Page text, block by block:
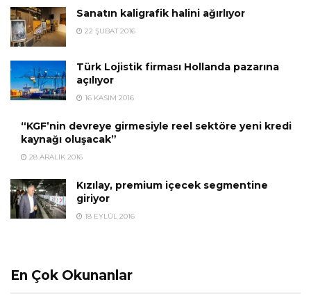
Sanatın kaligrafik halini ağırlıyor
22 ŞUBAT 2016
Türk Lojistik firması Hollanda pazarına
açılıyor
16 KASIM 2016
“KGF’nin devreye girmesiyle reel sektöre yeni kredi
kaynağı oluşacak”
28 ARALIK 2016
Kızılay, premium içecek segmentine
giriyor
18 EYLÜL 2016
En Çok Okunanlar